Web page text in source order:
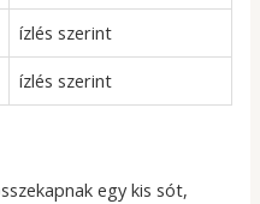
ízlés szerint
ízlés szerint
egy kis sót,